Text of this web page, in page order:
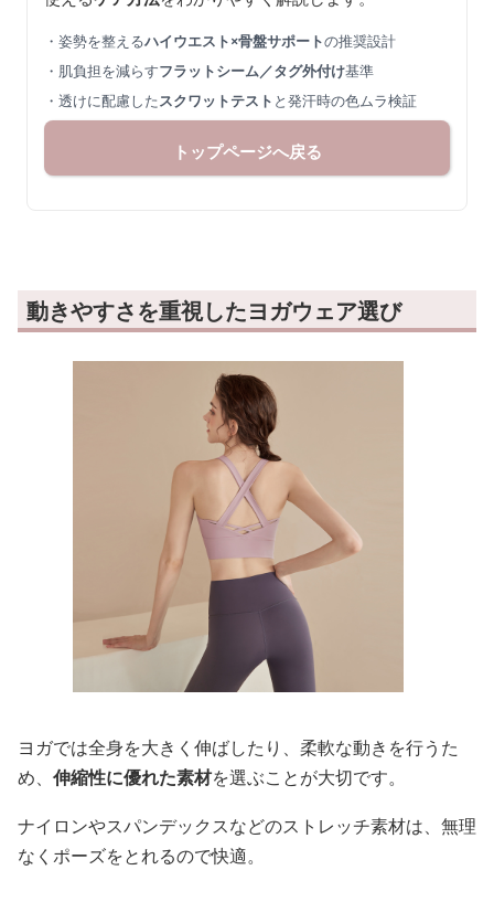
・姿勢を整えるハイウエスト×骨盤サポートの推奨設計
・肌負担を減らすフラットシーム／タグ外付け基準
・透けに配慮したスクワットテスト と発汗時の色ムラ検証
トップページへ戻る
動きやすさを重視したヨガウェア選び
ヨガでは全身を大きく伸ばしたり、柔軟な動きを行うた
め、 伸縮性に優れた素材を選ぶことが大切です。
ナイロンやスパンデックスなどのストレッチ素材は、無理
なくポーズをとれるので快適。